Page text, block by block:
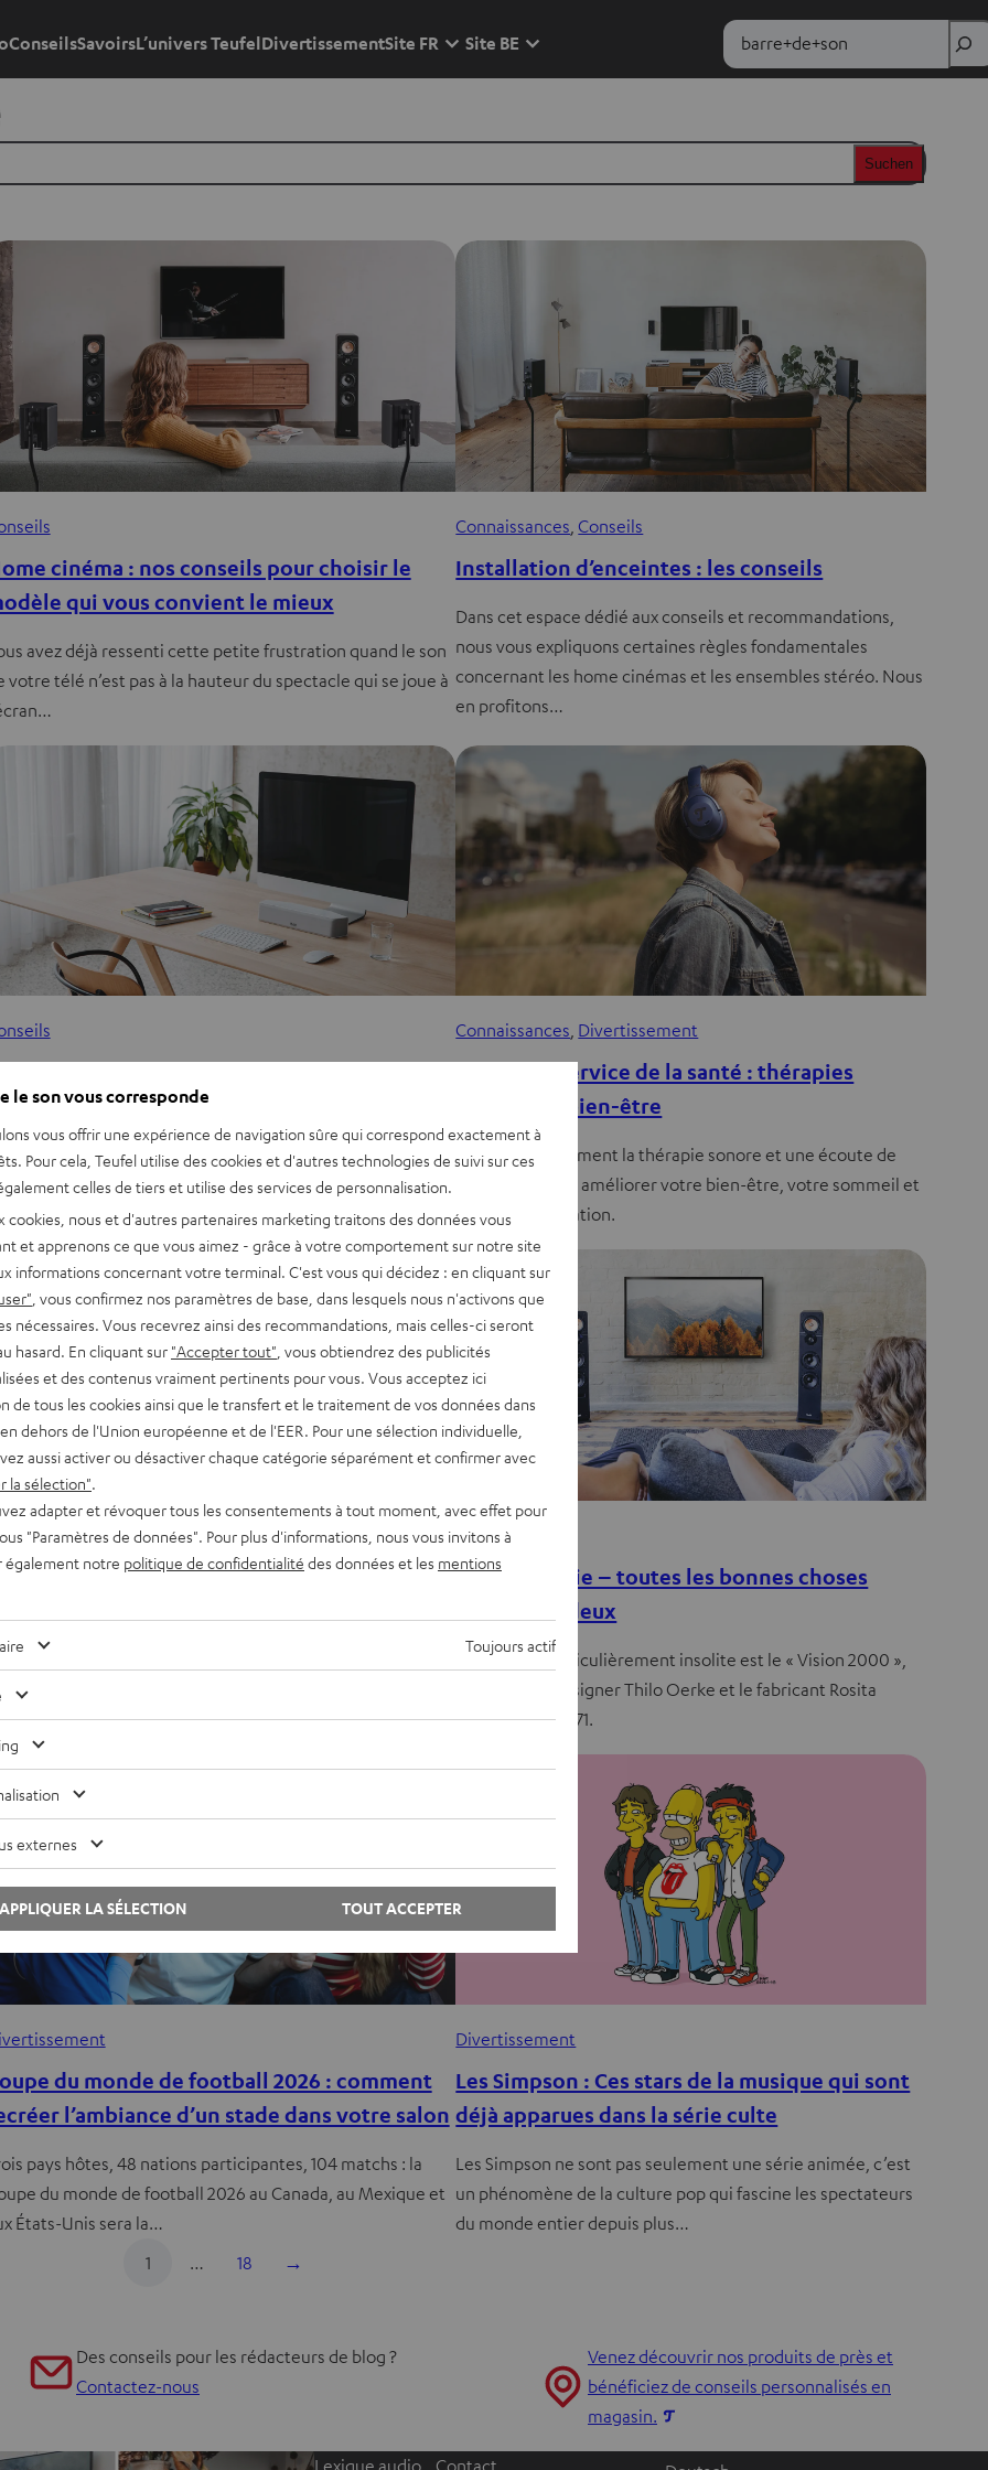
ConseilsSavoirsL’univers TeufelDivertissementSite FR Site BE Rechercher
Suchen
cinéma : nos conseils pour choisir le
qui vous convient le mieux
avez déjà ressenti cette petite frustration quand le son
votre télé n’est pas à la hauteur du spectacle qui se joue à
Connaissances Conseils
Installation d’enceintes : les conseils
Dans cet espace dédié aux conseils et recommandations,
nous vous expliquons certaines règles fondamentales
concernant les home cinémas et les ensembles stéréo. Nous
en profitons…
En général on voit les barres de son entrer en
lorsque le son…
Connaissances, Divertissement
L’audio au service de la santé : thérapies
sonores et bien-être
Découvrez comment la thérapie sonore et une écoute de
qualité peuvent améliorer votre bien-être, votre sommeil et
votre concentration.
, Non classifié(e)
en famille ou entre amis : sublimez
d’amis font la fête et sont heureux autour de
POWER HIFI TEUFEL
Connaissances
Stéréophonie – toutes les bonnes choses
viennent à deux
Un modèle particulièrement insolite est le « Vision 2000 »,
conçu par le designer Thilo Oerke et le fabricant Rosita
Tonmöbel en 1971.
du monde de football 2026 : comment
l’ambiance d’un stade dans votre salon
pays hôtes, 48 nations participantes, 104 matchs : la
du monde de football 2026 au Canada, au Mexique et
États-Unis sera la…
Divertissement
Les Simpson : Ces stars de la musique qui sont
déjà apparues dans la série culte
Les Simpson ne sont pas seulement une série animée, c’est
un phénomène de la culture pop qui fascine les spectateurs
du monde entier depuis plus…
1
… 18 →
Des conseils pour les rédacteurs de blog ?
Contactez-nous
Venez découvrir nos produits de près et
bénéficiez de conseils personnalisés en
magasin.
le son vous corresponde
vous offrir une expérience de navigation sûre qui correspond exactement à
Pour cela, Teufel utilise des cookies et d'autres technologies de suivi sur ces
celles de tiers et utilise des services de personnalisation.
cookies, nous et d'autres partenaires marketing traitons des données vous
et apprenons ce que vous aimez - grâce à votre comportement sur notre site
informations concernant votre terminal. C'est vous qui décidez : en cliquant sur
, vous confirmez nos paramètres de base, dans lesquels nous n'activons que
nécessaires. Vous recevrez ainsi des recommandations, mais celles-ci seront
hasard. En cliquant sur "Accepter tout" , vous obtiendrez des publicités
et des contenus vraiment pertinents pour vous. Vous acceptez ici
de tous les cookies ainsi que le transfert et le traitement de vos données dans
dehors de l'Union européenne et de l'EER. Pour une sélection individuelle,
aussi activer ou désactiver chaque catégorie séparément et confirmer avec
la sélection"
adapter et révoquer tous les consentements à tout moment, avec effet pour
"Paramètres de données". Pour plus d'informations, nous vous invitons à
également notre politique de confidentialité des données et les mentions
Toujours actif
externes
TOUT ACCEPTER
APPLIQUER LA SÉLECTION